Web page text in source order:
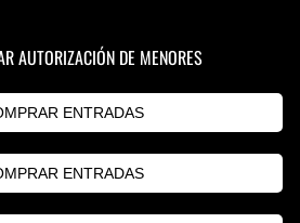
AUTORIZACIÓN DE MENORES
ENTRADAS
ENTRADAS